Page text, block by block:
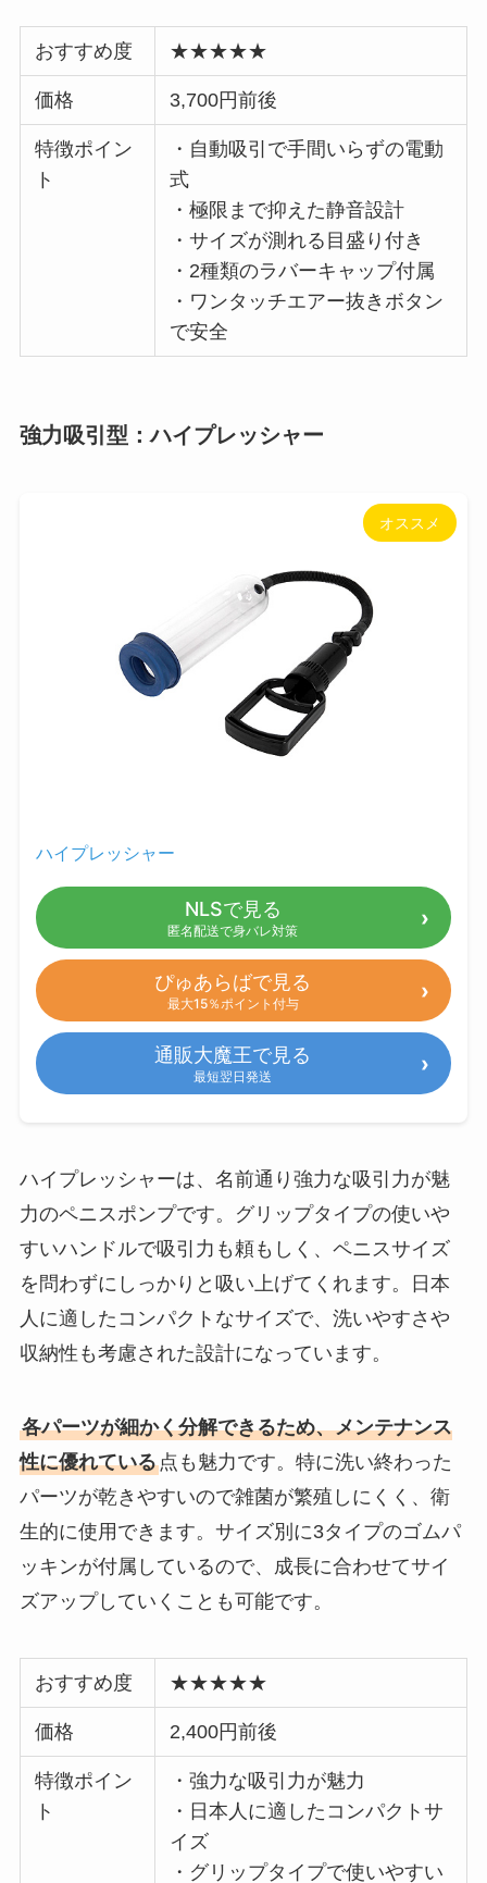
おすすめ度 ★★★★★
価格 3,700円前後
特徴ポイン
ト
・自動吸引で手間いらずの電動
式
・極限まで抑えた静音設計
・サイズが測れる目盛り付き
・2種類のラバーキャップ付属
・ワンタッチエアー抜きボタン
で安全
強力吸引型：ハイプレッシャー
オススメ
ハイプレッシャー
NLSで見る
匿名配送で身バレ対策
ぴゅあらばで見る
最大15％ポイント付与
通販大魔王で見る
最短翌日発送
ハイプレッシャーは、名前通り強力な吸引力が魅
力のペニスポンプです。グリップタイプの使いや
すいハンドルで吸引力も頼もしく、ペニスサイズ
を問わずにしっかりと吸い上げてくれます。日本
人に適したコンパクトなサイズで、洗いやすさや
収納性も考慮された設計になっています。
各パーツが細かく分解できるため、メンテナンス
性に優れている点も魅力です。特に洗い終わった
パーツが乾きやすいので雑菌が繁殖しにくく、衛
生的に使用できます。サイズ別に3タイプのゴムパ
ッキンが付属しているので、成長に合わせてサイ
ズアップしていくことも可能です。
おすすめ度 ★★★★★
価格 2,400円前後
特徴ポイン
ト
・強力な吸引力が魅力
・日本人に適したコンパクトサ
イズ
・グリップタイプで使いやすい